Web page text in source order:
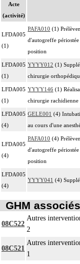
Acte
(activité)
LFDA005
(1)
PAFA010 (1)
d'autogreffe
position
LFDA005
(1)
YYYY012 (1)
chirurgie
LFDA005
(1)
YYYY146 (1)
chirurgie rachidienne
LFDA005
(4)
GELE001 (4)
au cours d'une
LFDA005
(4)
PAFA010 (4)
d'autogreffe
position
LFDA005
(4)
YYYY041 (4)
GHM
08C522
Autres
2
08C521
Autres
1